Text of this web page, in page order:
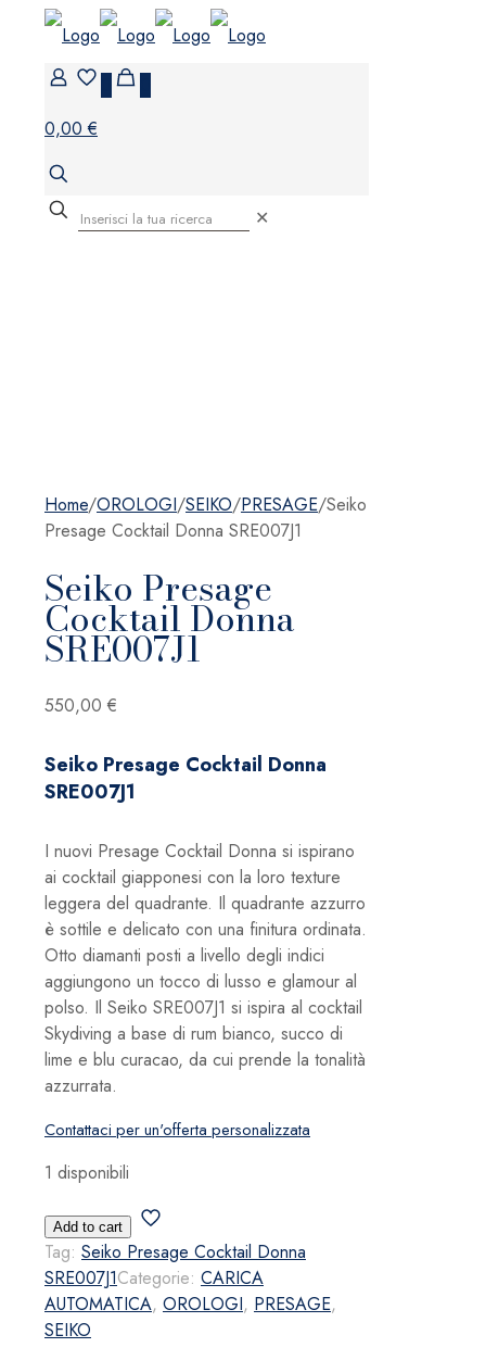
0,00 €
✕
Home/OROLOGI/SEIKO/PRESAGE/Seiko
Presage Cocktail Donna SRE007J1
Seiko Presage
Cocktail Donna
SRE007J1
550,00 €
Seiko Presage Cocktail Donna
SRE007J1
I nuovi Presage Cocktail Donna si ispirano
ai cocktail giapponesi con la loro texture
leggera del quadrante. Il quadrante azzurro
è sottile e delicato con una finitura ordinata.
Otto diamanti posti a livello degli indici
aggiungono un tocco di lusso e glamour al
polso. Il Seiko SRE007J1 si ispira al cocktail
Skydiving a base di rum bianco, succo di
lime e blu curacao, da cui prende la tonalità
azzurrata.
Contattaci per un'offerta personalizzata
1 disponibili
Seiko
Presage
Cocktail
Donna
SRE007J1
quantità
Add to cart
Tag: Seiko Presage Cocktail Donna
SRE007J1Categorie: CARICA
AUTOMATICA, OROLOGI, PRESAGE,
SEIKO